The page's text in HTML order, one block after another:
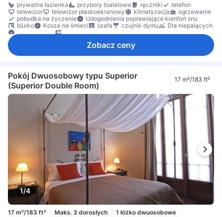
prywatna łazienka
przybory toaletowe ręczniki
telefon
telewizor
telewizor płaskoekranowy klimatyzacja
ogrzewanie
pobudka na życzenie
Udogodnienia poprawiające komfort snu
biurko
Kosze na śmieci szafa czujnik dymu
Dla niepalących
Zobacz ceny
Pokój Dwuosobowy typu Superior
(Superior Double Room)
17 m²/183 ft²
1/4
17 m²/183 ft² Maks. 3 dorosłych
1 łóżko dwuosobowe